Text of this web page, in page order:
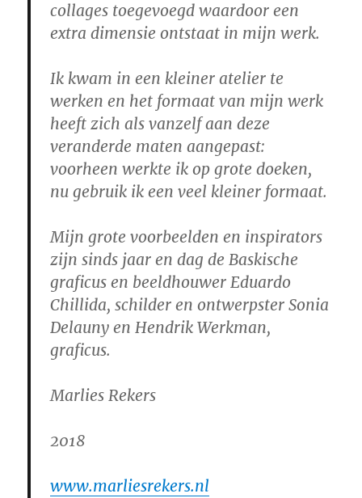
collages toegevoegd waardoor een
extra dimensie ontstaat in mijn werk.
Ik kwam in een kleiner atelier te
werken en het formaat van mijn werk
heeft zich als vanzelf aan deze
veranderde maten aangepast:
voorheen werkte ik op grote doeken,
nu gebruik ik een veel kleiner formaat.
Mijn grote voorbeelden en inspirators
zijn sinds jaar en dag de Baskische
graficus en beeldhouwer Eduardo
Chillida, schilder en ontwerpster Sonia
Delauny en Hendrik Werkman,
graficus.
Marlies Rekers
2018
www.marliesrekers.nl